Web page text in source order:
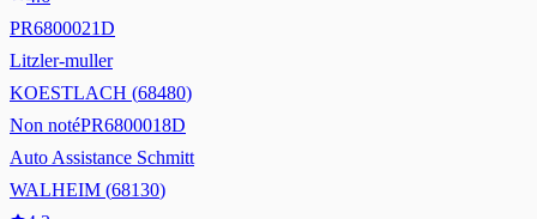
PR6800021D
Litzler-muller
KOESTLACH (68480)
Non notéPR6800018D
Auto Assistance Schmitt
WALHEIM (68130)